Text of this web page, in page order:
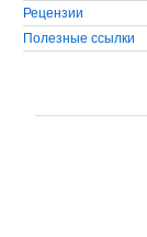
Рецензии
Полезные ссылки